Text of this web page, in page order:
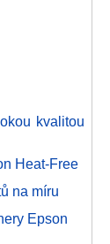
kvalitou
Heat-Free
na míru
Epson